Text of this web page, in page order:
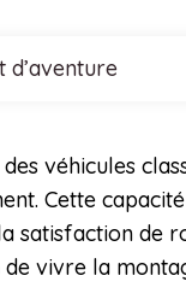
d’aventure
véhicules
Cette
la satisfaction
vivre la